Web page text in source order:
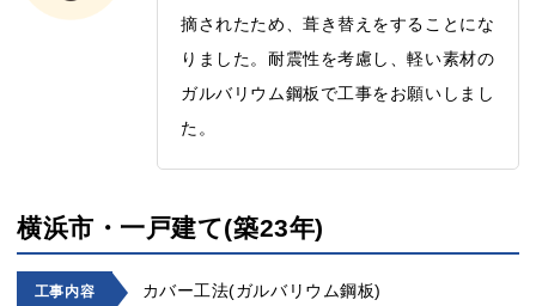
摘されたため、葺き替えをすることにな
りました。耐震性を考慮し、軽い素材の
ガルバリウム鋼板で工事をお願いしまし
た。
横浜市・一戸建て(築23年)
工事内容 カバー工法(ガルバリウム鋼板)